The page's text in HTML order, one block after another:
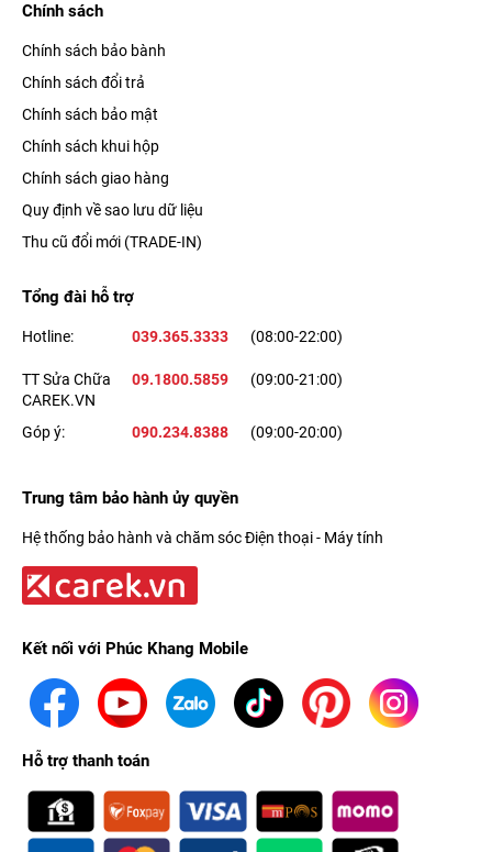
Chính sách
Chính sách bảo bành
Chính sách đổi trả
Chính sách bảo mật
Chính sách khui hộp
Chính sách giao hàng
Quy định về sao lưu dữ liệu
Thu cũ đổi mới (TRADE-IN)
Tổng đài hỗ trợ
Hotline: 039.365.3333 (08:00-22:00)
TT Sửa Chữa
CAREK.VN
09.1800.5859 (09:00-21:00)
Góp ý: 090.234.8388 (09:00-20:00)
Trung tâm bảo hành ủy quyền
Hệ thống bảo hành và chăm sóc Điện thoại - Máy tính
Kết nối với Phúc Khang Mobile
Hỗ trợ thanh toán